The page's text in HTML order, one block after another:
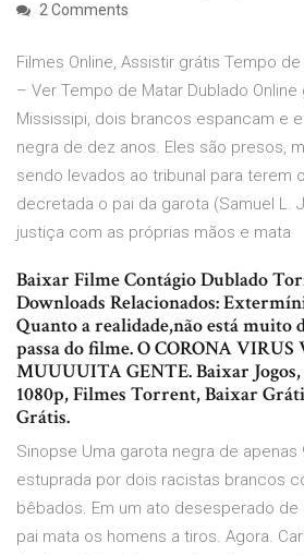
2 Comments
Filmes Online, Assistir grátis Tempo
– Ver Tempo de Matar Dublado Online
Mississipi, dois brancos espancam e
negra de dez anos. Eles são presos,
sendo levados ao tribunal para terem
decretada o pai da garota (Samuel L.
justiça com as próprias mãos e mata
Baixar Filme Contágio Dublado
Downloads Relacionados:
Quanto a realidade,não está muito
passa do filme. O CORONA
MUUUUITA GENTE. Baixar
1080p, Filmes Torrent, Baixar
Grátis.
Sinopse Uma garota negra de apenas
estuprada por dois racistas brancos
bêbados. Em um ato desesperado de
pai mata os homens a tiros. Agora.